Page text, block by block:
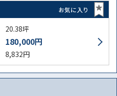
お気に入り
20.38坪
180,000円
8,832円